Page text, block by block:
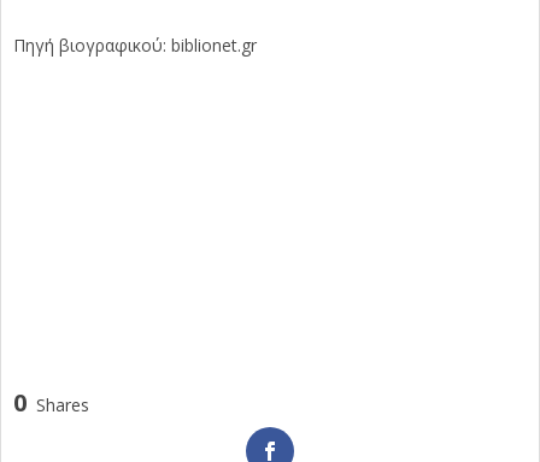
Πηγή βιογραφικού: biblionet.gr
0 Shares